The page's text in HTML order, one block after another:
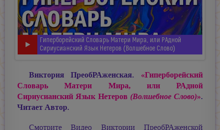
Гиперборейский Словарь Матери Мира, или РАдной
Сириусианский Язык Нетеров (Волшебное Слово)
Виктория ПреобРАженская. «Гиперборейский
Словарь Матери Мира, или РАдной
Сириусианский Язык Нетеров (Волшебное Слово)».
Читает Автор.
Смотрите Видео Виктории ПреобРАженской